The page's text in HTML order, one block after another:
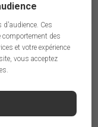
et
d'audience. Ces
comportement des
et votre expérience
vous acceptez